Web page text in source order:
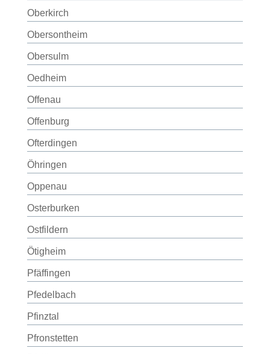
Oberkirch
Obersontheim
Obersulm
Oedheim
Offenau
Offenburg
Ofterdingen
Öhringen
Oppenau
Osterburken
Ostfildern
Ötigheim
Pfäffingen
Pfedelbach
Pfinztal
Pfronstetten